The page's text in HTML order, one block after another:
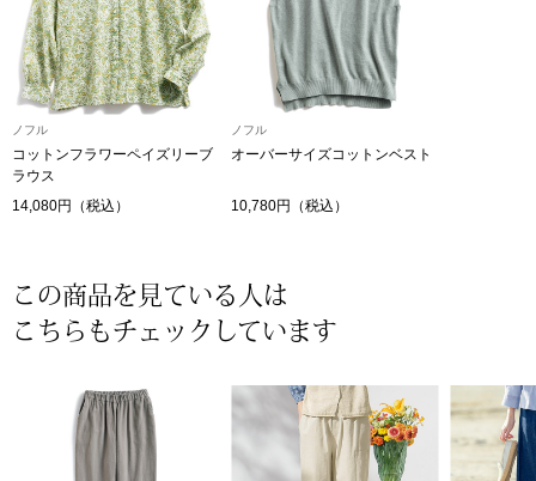
セイコー〉マウリッツハイス美術館公認フェ
ランド
すべて見る
靴下
傘／日傘
その他
ノフル
コットンフラワーペイズリーブ
ラウス
14,080円（税込）
ノフル
オーバーサイズコットンベスト
10,780円（税込）
この商品を見ている人は
こちらもチェックしています